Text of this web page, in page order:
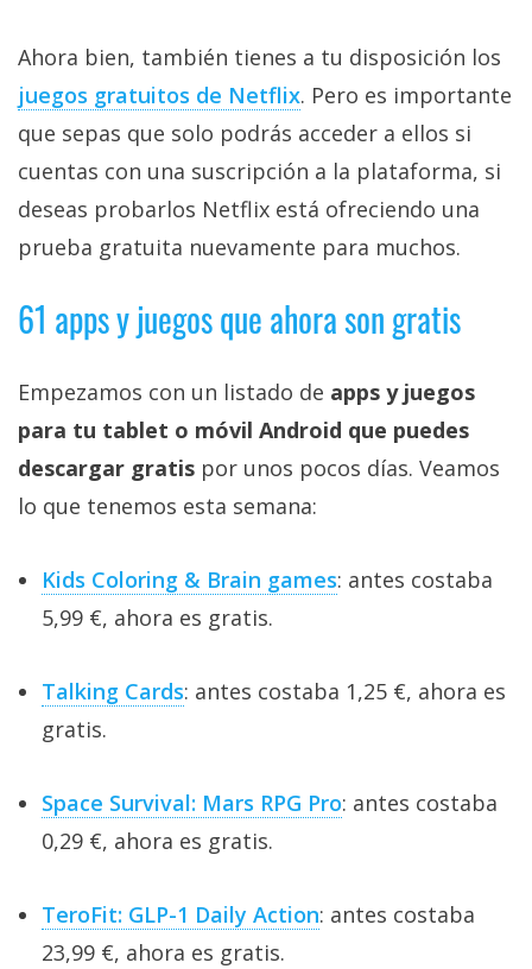
Ahora bien, también tienes a tu disposición los
juegos gratuitos de Netflix‎. Pero es importante
que sepas que solo podrás acceder a ellos si
cuentas con una suscripción a la plataforma, si
deseas probarlos Netflix está ofreciendo una
prueba gratuita nuevamente para muchos.
61 apps y juegos que ahora son gratis
Empezamos con un listado de apps y juegos
para tu tablet o móvil Android que puedes
descargar gratis por unos pocos días. Veamos
lo que tenemos esta semana:
Kids Coloring & Brain games: antes costaba
5,99 €, ahora es gratis.
Talking Cards: antes costaba 1,25 €, ahora es
gratis.
Space Survival: Mars RPG Pro: antes costaba
0,29 €, ahora es gratis.
TeroFit: GLP-1 Daily Action: antes costaba
23,99 €, ahora es gratis.